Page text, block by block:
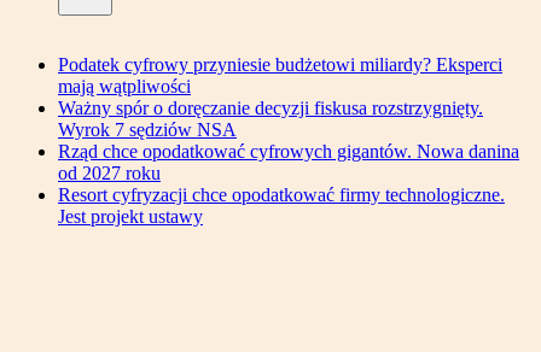
Podatek cyfrowy przyniesie budżetowi miliardy? Eksperci
mają wątpliwości
Ważny spór o doręczanie decyzji fiskusa rozstrzygnięty.
Wyrok 7 sędziów NSA
Rząd chce opodatkować cyfrowych gigantów. Nowa danina
od 2027 roku
Resort cyfryzacji chce opodatkować firmy technologiczne.
Jest projekt ustawy